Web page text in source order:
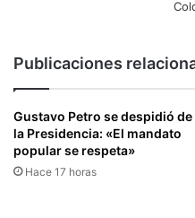
Publicaciones
Gustavo Petro se despidió de
la Presidencia: «El mandato
popular se respeta»
Hace 17 horas